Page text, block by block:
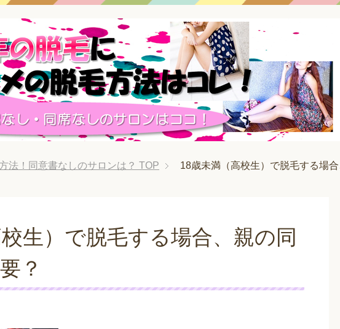
法！同意書なしのサロンは？ TOP 18歳未満（高校生）で脱毛する場
生）で脱毛する場合、親の同
？